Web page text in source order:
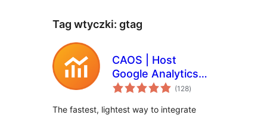
Tag wtyczki: gtag
CAOS | Host
Google Analytics
Locally
(128wszystkich
ocen
)
The fastest, lightest way to integrate